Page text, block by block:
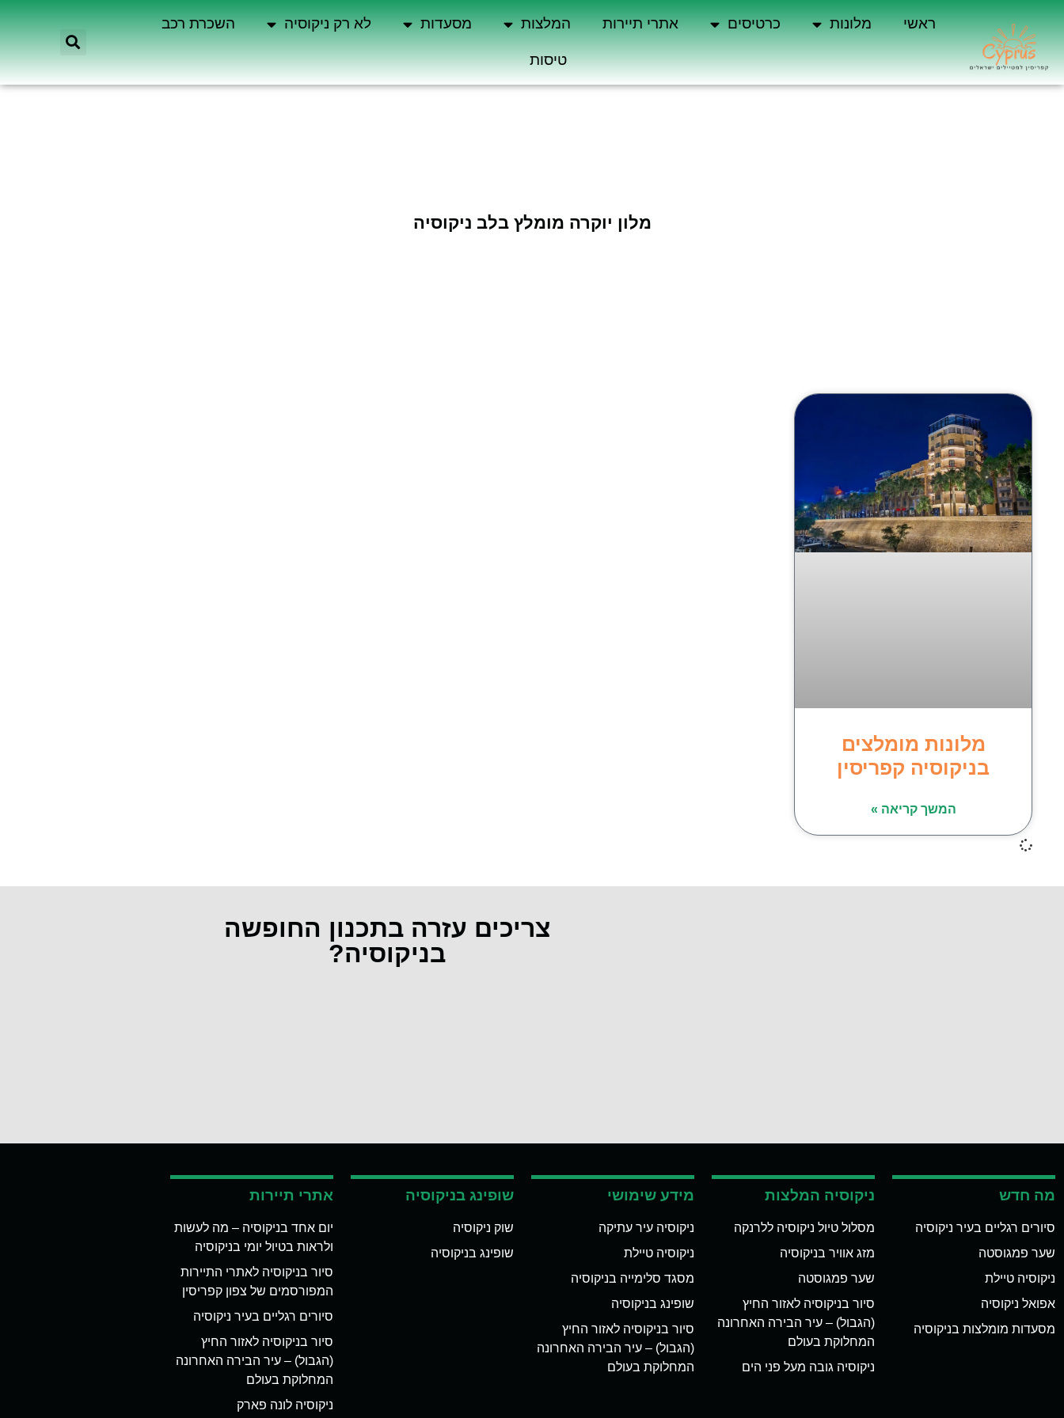
ראשי מלונות כרטיסים אתרי תיירות המלצות מסעדות לא רק ניקוסיה השכרת רכב
טיסות
מלון יוקרה מומלץ בלב ניקוסיה
מלונות מומלצים
בניקוסיה קפריסין
המשך קריאה »
צריכים עזרה בתכנון החופשה
בניקוסיה?
מה חדש
סיורים רגליים בעיר ניקוסיה
שער פמגוסטה
ניקוסיה טיילת
אפואל ניקוסיה
מסעדות מומלצות בניקוסיה
ניקוסיה המלצות
מסלול טיול ניקוסיה ללרנקה
מזג אוויר בניקוסיה
שער פמגוסטה
סיור בניקוסיה לאזור החיץ
(הגבול) – עיר הבירה האחרונה
המחלוקת בעולם
ניקוסיה גובה מעל פני הים
מידע שימושי
ניקוסיה עיר עתיקה
ניקוסיה טיילת
מסגד סלימייה בניקוסיה
שופינג בניקוסיה
סיור בניקוסיה לאזור החיץ
(הגבול) – עיר הבירה האחרונה
המחלוקת בעולם
שופינג בניקוסיה
שוק ניקוסיה
שופינג בניקוסיה
אתרי תיירות
יום אחד בניקוסיה – מה לעשות
ולראות בטיול יומי בניקוסיה
סיור בניקוסיה לאתרי התיירות
המפורסמים של צפון קפריסין
סיורים רגליים בעיר ניקוסיה
סיור בניקוסיה לאזור החיץ
(הגבול) – עיר הבירה האחרונה
המחלוקת בעולם
ניקוסיה לונה פארק